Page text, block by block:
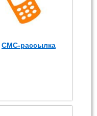
СМС-рассылка